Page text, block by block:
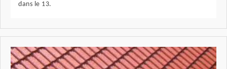
dans le 13.